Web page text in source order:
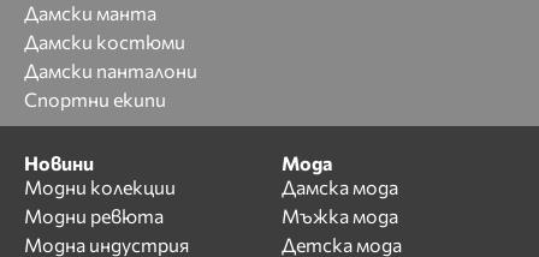
Дамски манта
Дамски костюми
Дамски панталони
Спортни екипи
Новини
Модни колекции
Модни ревюта
Модна индустрия
Мода
Дамска мода
Мъжка мода
Детска мода